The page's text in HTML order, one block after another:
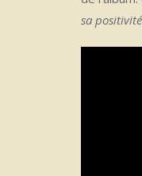
sa